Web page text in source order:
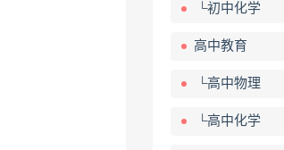
└初中化学
高中教育
└高中物理
└高中化学